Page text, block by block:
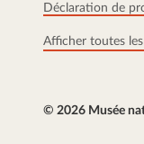
Déclaration de
Afficher toutes
© 2026 Musée